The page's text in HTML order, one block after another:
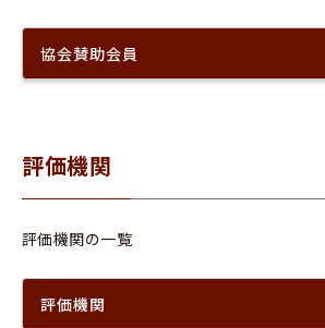
協会賛助会員
評価機関
評価機関の一覧
評価機関